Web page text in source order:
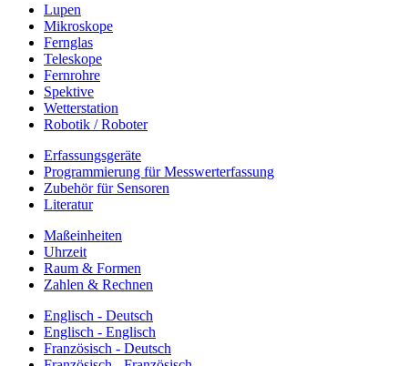
Lupen
Mikroskope
Fernglas
Teleskope
Fernrohre
Spektive
Wetterstation
Robotik / Roboter
Erfassungsgeräte
Programmierung für Messwerterfassung
Zubehör für Sensoren
Literatur
Maßeinheiten
Uhrzeit
Raum & Formen
Zahlen & Rechnen
Englisch - Deutsch
Englisch - Englisch
Französisch - Deutsch